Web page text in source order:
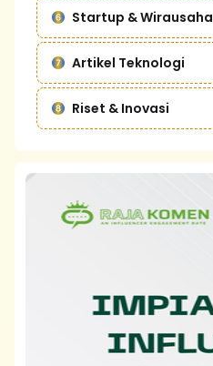
Startup & Wirausaha
Artikel Teknologi
Riset & Inovasi